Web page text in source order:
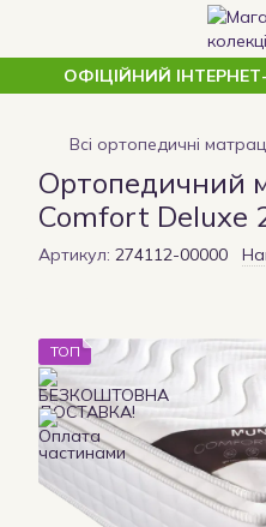
ОФІЦІЙНИЙ
Всі ортопедичні
Ортопедичний
Comfort Deluxe
Артикул: 274112-00000
ТОП